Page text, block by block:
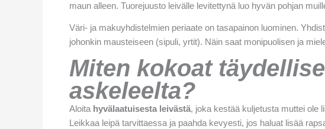
maun alleen. Tuorejuusto leivälle levitettynä luo hyvän pohjan
Väri- ja makuyhdistelmien periaate on tasapainon luominen.
johonkin mausteiseen (sipuli, yrtit). Näin saat monipuolisen ja
Miten kokoat
askeleelta?
Aloita hyvälaatuisesta leivästä, joka kestää kuljetusta muttei ole
Leikkaa leipä tarvittaessa ja paahda kevyesti, jos haluat lisää